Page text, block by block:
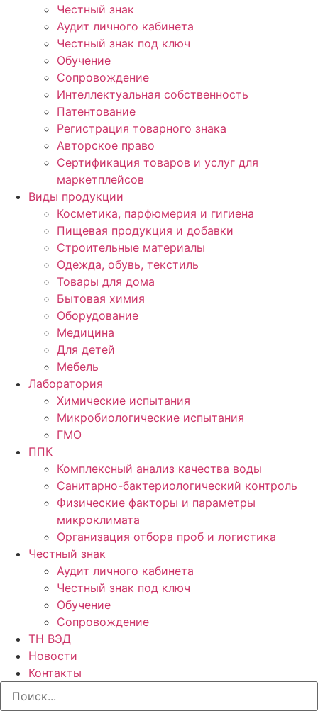
Честный знак
Аудит личного кабинета
Честный знак под ключ
Обучение
Сопровождение
Интеллектуальная собственность
Патентование
Регистрация товарного знака
Авторское право
Сертификация товаров и услуг для
маркетплейсов
Виды продукции
Косметика, парфюмерия и гигиена
Пищевая продукция и добавки
Строительные материалы
Одежда, обувь, текстиль
Товары для дома
Бытовая химия
Оборудование
Медицина
Для детей
Мебель
Лаборатория
Химические испытания
Микробиологические испытания
ГМО
ППК
Комплексный анализ качества воды
Санитарно-бактериологический контроль
Физические факторы и параметры
микроклимата
Организация отбора проб и логистика
Честный знак
Аудит личного кабинета
Честный знак под ключ
Обучение
Сопровождение
ТН ВЭД
Новости
Контакты